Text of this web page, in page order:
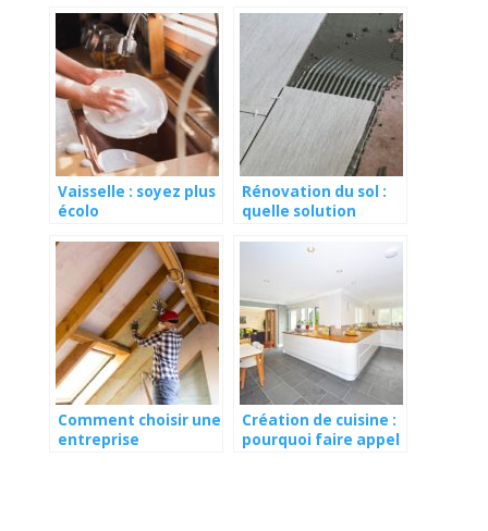
Vaisselle : soyez plus
écolo
Rénovation du sol :
quelle solution
Comment choisir une
entreprise
Création de cuisine :
pourquoi faire appel